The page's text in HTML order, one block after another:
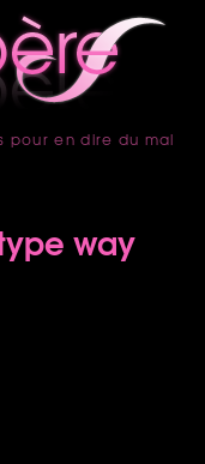
pour en dire du mal
way